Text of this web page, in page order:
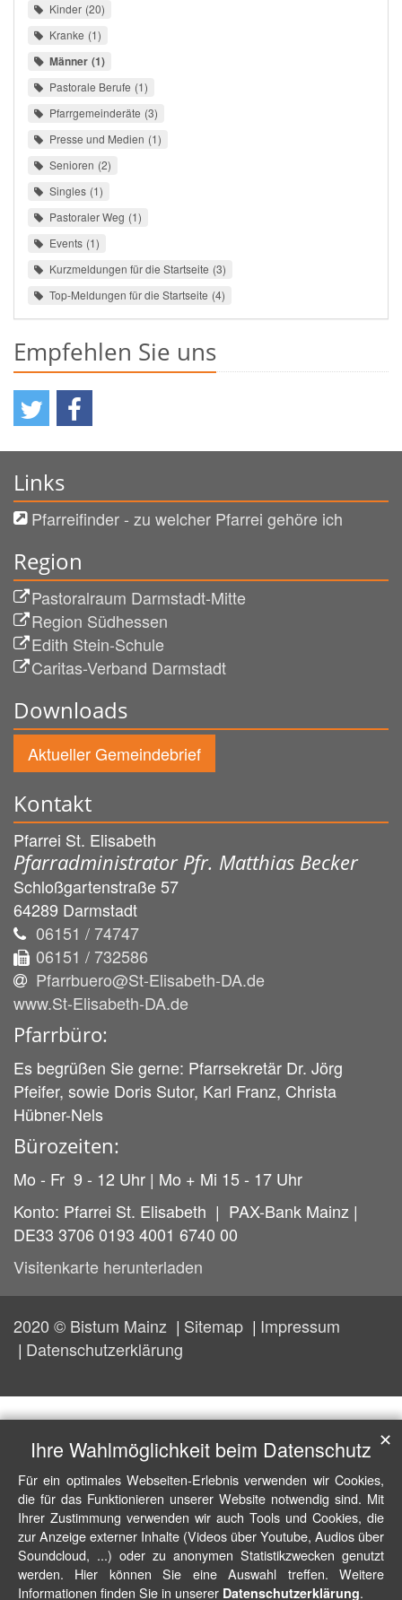
Kinder 20
Kranke 1
Männer 1
Pastorale Berufe 1
Pfarrgemeinderäte 3
Presse und Medien 1
Senioren 2
Singles 1
Pastoraler Weg 1
Events 1
Kurzmeldungen für die Startseite 3
Top-Meldungen für die Startseite 4
Empfehlen Sie uns
Links
Pfarreifinder - zu welcher Pfarrei gehöre ich
Region
Pastoralraum Darmstadt-Mitte
Region Südhessen
Edith Stein-Schule
Caritas-Verband Darmstadt
Downloads
Aktueller Gemeindebrief
Kontakt
Pfarrei St. Elisabeth
Pfarradministrator Pfr. Matthias Becker
Schloßgartenstraße 57
64289 Darmstadt
06151 / 74747
06151 / 732586
Pfarrbuero@St-Elisabeth-DA.de
www.St-Elisabeth-DA.de
Pfarrbüro:
Es begrüßen Sie gerne: Pfarrsekretär Dr. Jörg
Pfeifer, sowie Doris Sutor, Karl Franz, Christa
Hübner-Nels
Bürozeiten:
Mo - Fr 9 - 12 Uhr | Mo + Mi 15 - 17 Uhr
Konto: Pfarrei St. Elisabeth | PAX-Bank Mainz |
DE33 3706 0193 4001 6740 00
Visitenkarte herunterladen
2020 © Bistum Mainz Sitemap
Impressum
Datenschutzerklärung
Ihre Wahlmöglichkeit beim Datenschutz
Für ein optimales Webseiten-Erlebnis verwenden wir Cookies,
die für das Funktionieren unserer Website notwendig sind. Mit
Ihrer Zustimmung verwenden wir auch Tools und Cookies, die
zur Anzeige externer Inhalte (Videos über Youtube, Audios über
Soundcloud, ...) oder zu anonymen Statistikzwecken genutzt
werden. Hier können Sie eine Auswahl treffen. Weitere
Informationen finden Sie in unserer Datenschutzerklärung.
✕